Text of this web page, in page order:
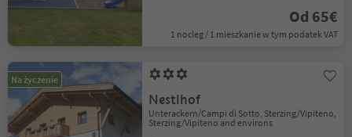
Od 65€
1 nocleg / 1 mieszkanie w tym podatek VAT
Na życzenie
Nestlhof
Unterackern/Campi di Sotto, Sterzing/Vipiteno,
Sterzing/Vipiteno and environs